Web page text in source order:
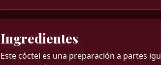
Ingredientes
Este cóctel es una preparación a partes